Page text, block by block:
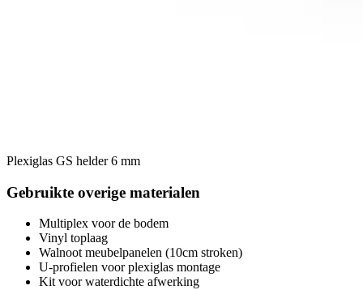
Plexiglas GS helder 6 mm
Gebruikte overige materialen
Multiplex voor de bodem
Vinyl toplaag
Walnoot meubelpanelen (10cm stroken)
U-profielen voor plexiglas montage
Kit voor waterdichte afwerking